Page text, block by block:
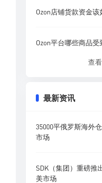
Ozon店铺货款资金
Ozon平台哪些商品
Ozon跨境发货挑选什
Ozon开店优先选择哪
在Ozon售卖假货被
查
最新资讯
35000平俄罗斯海外
市场
SDK（集团）重磅推
美市场